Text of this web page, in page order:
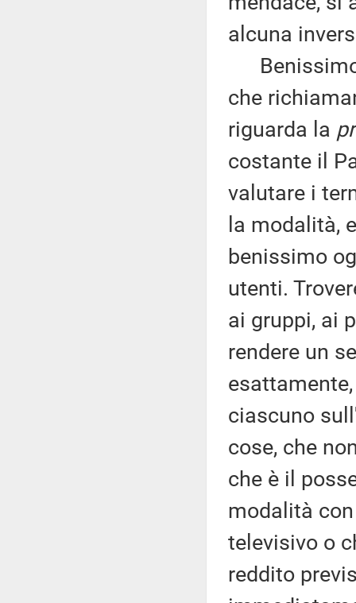
alcuna
Benissimo
che
riguarda la
costante il
valutare i
la modalità,
benissimo
utenti.
ai gruppi, ai
rendere un
ciascuno
cose, che
che è il
modalità
televisivo o
reddito